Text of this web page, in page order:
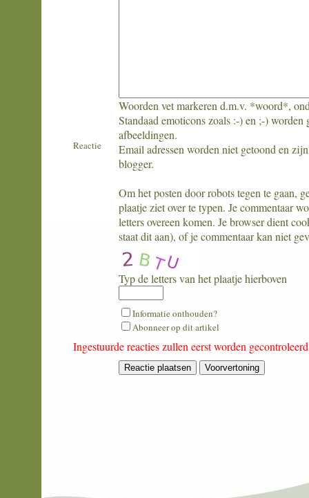
Reactie
Woorden vet markeren d.m.v. *woord*,
Standaad emoticons zoals :-) en ;-) worden
afbeeldingen.
Email adressen worden niet getoond en
blogger.
Om het posten door robots tegen te gaan,
plaatje ziet over te typen. Je commentaar
letters overeen komen. Je browser dient
staat dit aan), of je commentaar kan niet
Typ de letters van het plaatje hierboven
What
is
eight
minus
six?
Informatie onthouden?
Abonneer op dit artikel
Ingestuurde reacties zullen eerst worden